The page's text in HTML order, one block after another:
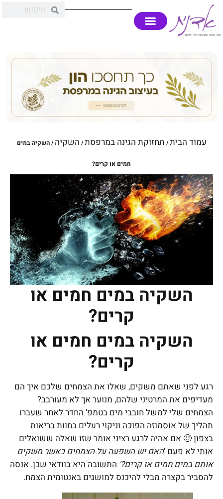
עמוד הבית/ תחזוקת הגינה במרפסת/ השקיה/ השקיה במים
חמים או קרים?
השקיה במים חמים או
קרים?
השקיה במים חמים או
קרים?
רגע לפני שאתם משקים, שאלו את הצמחים שלכם איך הם
מעדיפים את המרטיני שלהם, מנוער אך לא מעורבב?
הצמחים שלי למשל חובבי מים בטמפ' החדר לאחר שעברו
תהליך של אוסמוזה הפוכה וניקוי רעלים בחוות בריאות
בצפון 🙂 אם אהיה לרגע רציני אומר שזו שאלה ששואלים
אותי לא פעם 'האם יש השפעה על הצמחים כאשר משקים
אותם במים חמים או קרים?' התשובה היא בוודאי שכן. אנסה
להסביר בקצרה מבלי להיכנס למושגים באנטומית הצמח.